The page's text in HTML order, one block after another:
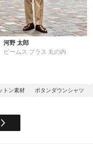
河野 太郎
ビームス プラス 丸の内
トン素材 ボタンダウンシャツ